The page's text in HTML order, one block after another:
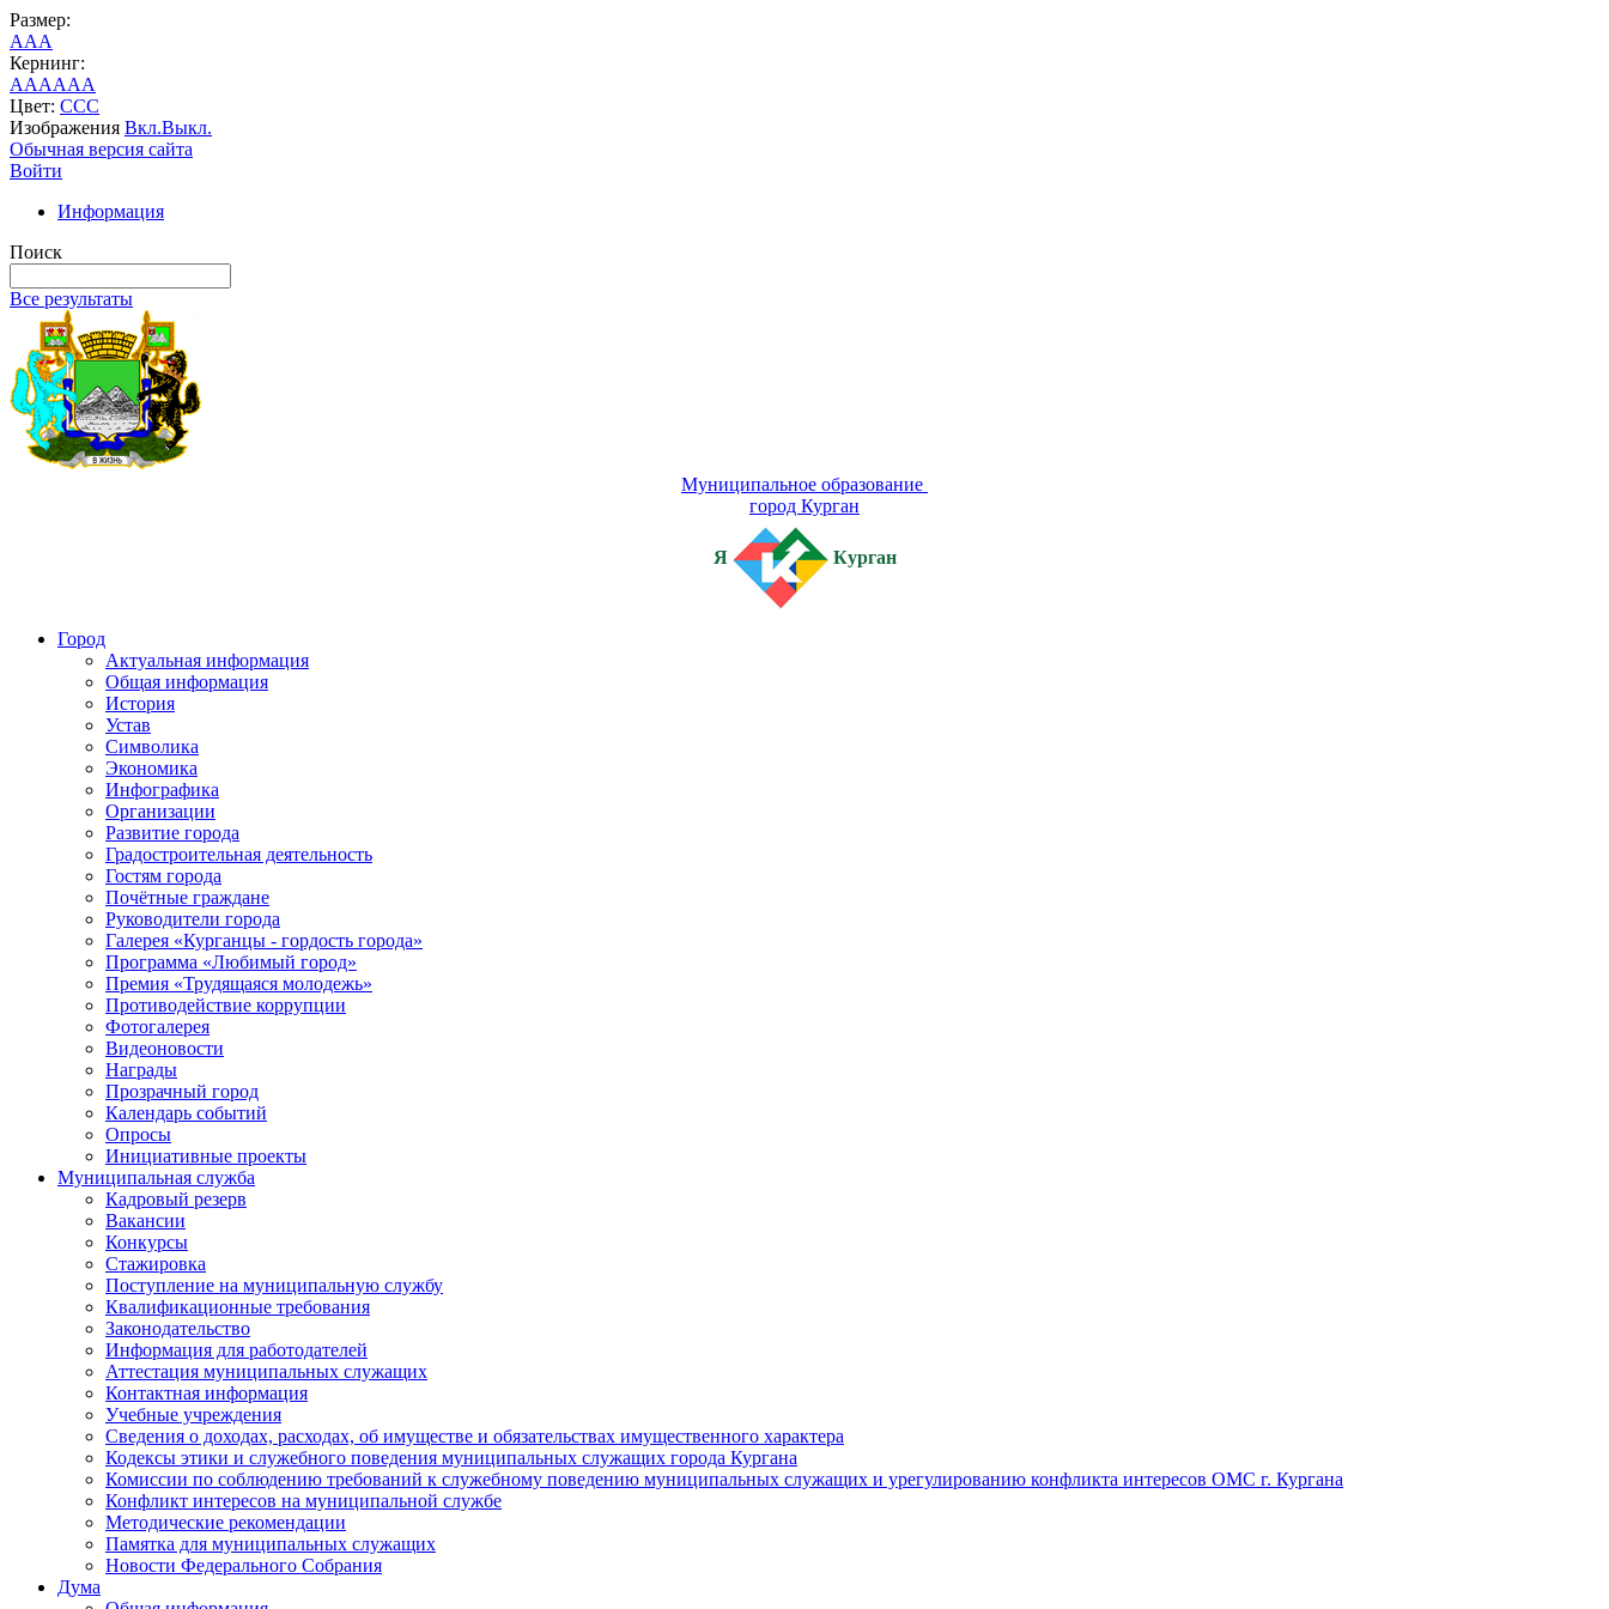
Размер:
AAA
Кернинг:
AAAAAA
Цвет: CCC
Изображения Вкл.Выкл.
Обычная версия сайта
Войти
Информация
Поиск
Все результаты
Муниципальное образование
город Курган
Я Курган
Город
Актуальная информация
Общая информация
История
Устав
Символика
Экономика
Инфографика
Организации
Развитие города
Градостроительная деятельность
Гостям города
Почётные граждане
Руководители города
Галерея «Курганцы - гордость города»
Программа «Любимый город»
Премия «Трудящаяся молодежь»
Противодействие коррупции
Фотогалерея
Видеоновости
Награды
Прозрачный город
Календарь событий
Опросы
Инициативные проекты
Муниципальная служба
Кадровый резерв
Вакансии
Конкурсы
Стажировка
Поступление на муниципальную службу
Квалификационные требования
Законодательство
Информация для работодателей
Аттестация муниципальных служащих
Контактная информация
Учебные учреждения
Сведения о доходах, расходах, об имуществе и обязательствах имущественного характера
Кодексы этики и служебного поведения муниципальных служащих города Кургана
Комиссии по соблюдению требований к служебному поведению муниципальных служащих и урегулированию конфликта интересов ОМС г. Кургана
Конфликт интересов на муниципальной службе
Методические рекомендации
Памятка для муниципальных служащих
Новости Федерального Cобрания
Дума